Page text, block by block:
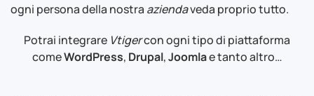
ogni persona della nostra aziendaveda proprio tutto.
Potrai integrare Vtigercon ogni tipo di piattaforma
comeWordPress, Drupal,Joomlae tanto altro…